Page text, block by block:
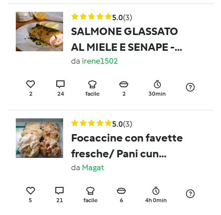
5.0(3)
SALMONE GLASSATO
AL MIELE E SENAPE -
Contest San Valentino -
da irene1502
2 24 facile 2 30min
5.0(3)
Focaccine con favette
fresche/ Pani cun
Faixedda
da Magat
5 21 facile 6 4h 0min